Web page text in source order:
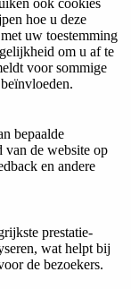
hoe u deze
uw toestemming
om u af te
voor sommige
bepaalde
van de website op
en andere
prestatie-
wat helpt bij
de bezoekers.